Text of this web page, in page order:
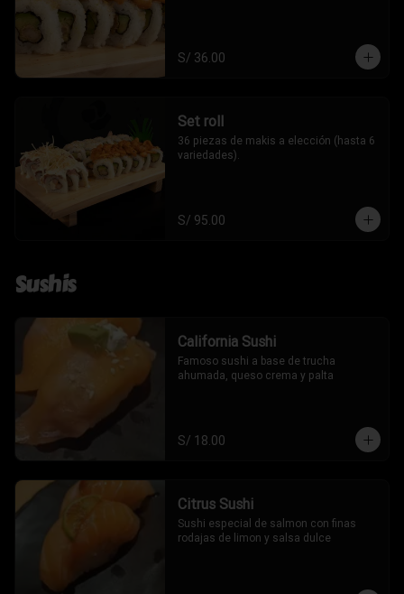
S/ 36.00
Set roll
36 piezas de makis a elección (hasta 6
variedades).
S/ 95.00
Sushis
California Sushi
Famoso sushi a base de trucha
ahumada, queso crema y palta
S/ 18.00
Citrus Sushi
Sushi especial de salmon con finas
rodajas de limon y salsa dulce